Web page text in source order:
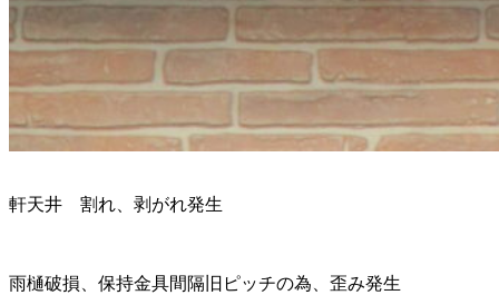
軒天井 割れ、剥がれ発生
雨樋破損、保持金具間隔旧ピッチの為、歪み発生